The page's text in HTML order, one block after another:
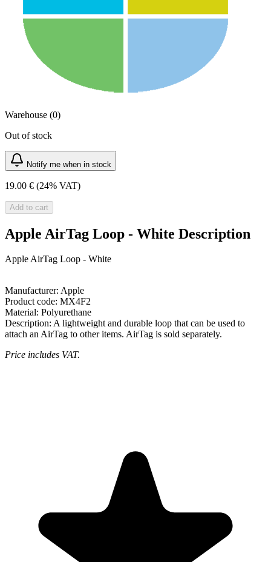
Warehouse (0)
Out of stock
Notify me when in stock
19.00 € (24% VAT)
Add to cart
Apple AirTag Loop - White Description
Apple AirTag Loop - White
Manufacturer: Apple
Product code: MX4F2
Material: Polyurethane
Description: A lightweight and durable loop that can be used to
attach an AirTag to other items. AirTag is sold separately.
Price includes VAT.